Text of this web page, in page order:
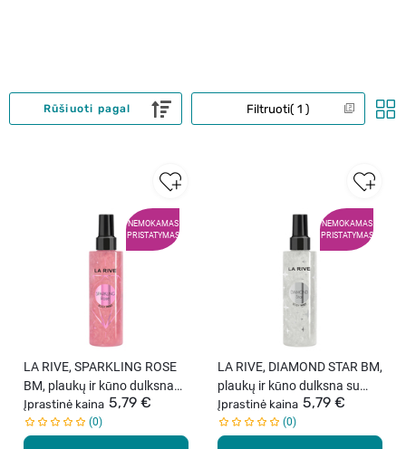
Filtruoti 1
Rūšiuoti pagal
NEMOKAMAS
PRISTATYMAS
LA RIVE, SPARKLING ROSE
BM, plaukų ir kūno dulksna
su blizgesiu, 200 ml.
Įprastinė kaina 5,79 €
0
NEMOKAMAS
PRISTATYMAS
LA RIVE, DIAMOND STAR BM,
plaukų ir kūno dulksna su
blizgesiu, 200 ml
Įprastinė kaina 5,79 €
0